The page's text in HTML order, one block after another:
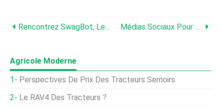
Rencontrez SwagBot, Le Robot Cowboy Qui Peut Garder Et Surveiller Le Bétail Tout Seul Médias Sociaux Pour Les Agriculteurs 101
Agricole Moderne
Perspectives De Prix Des Tracteurs Semoirs
Le RAV4 Des Tracteurs ?